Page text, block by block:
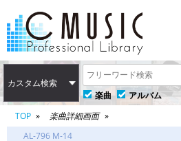
カスタム検索
楽曲
アルバム
TOP
楽曲詳細画面
AL-796 M-14